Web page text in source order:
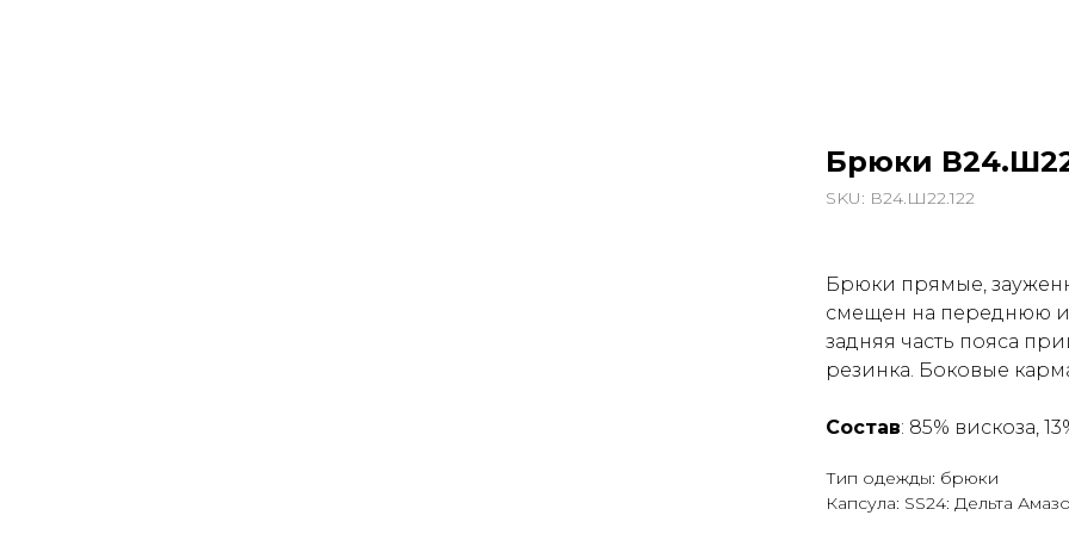
Брюки
SKU: В24.Ш22.122
Брюки прямые,
смещен на переднюю
задняя часть пояса
резинка. Боковые
Состав: 85% вискоза,
Тип одежды: брюки
Капсула: SS24: Дельта